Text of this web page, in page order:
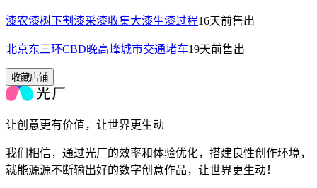
漆农漆树下割漆采漆收集大漆生漆过程16天前售出
北京东三环CBD晚高峰城市交通堵车19天前售出
收藏店铺
让创意更有价值，让世界更生动
我们相信，通过光厂的效率和体验优化，搭建良性创作环境，
就能源源不断输出好的数字创意作品，让世界更生动！